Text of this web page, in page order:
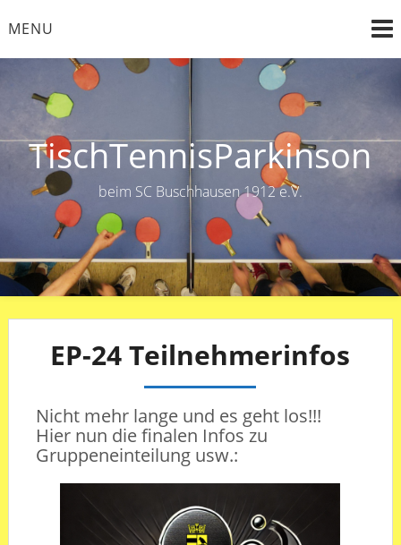
toMENU
TischTennisParkinson
beim SC Buschhausen 1912 e.V.
EP-24 Teilnehmerinfos
Nicht mehr lange und es geht los!!!
Hier nun die finalen Infos zu
Gruppeneinteilung usw.: